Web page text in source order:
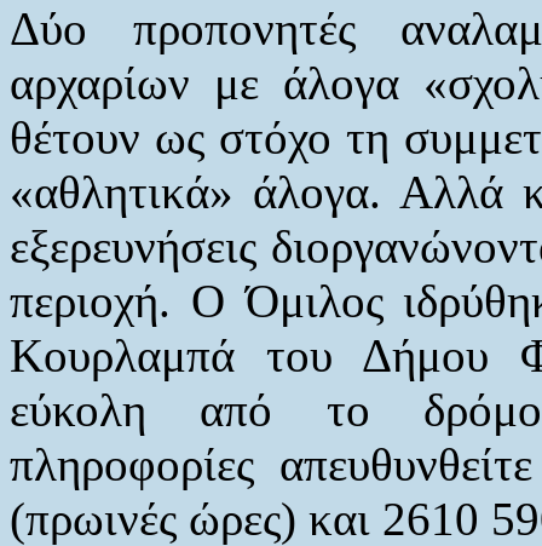
Δύο προπονητές
αρχαρίων με άλογα
θέτουν ως στόχο τη
«αθλητικά» άλογα. Αλλά
εξερευνήσεις
περιοχή. Ο Όμιλος
Κουρλαμπά του Δήμου
εύκολη από το δρόμο
πληροφορίες
(πρωινές ώρες) και 2610